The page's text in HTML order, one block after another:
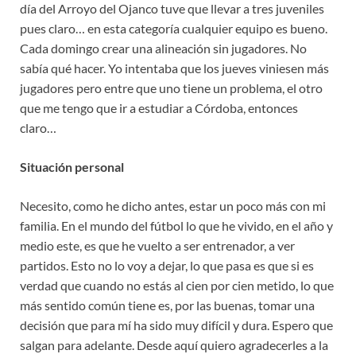
día del Arroyo del Ojanco tuve que llevar a tres juveniles
pues claro… en esta categoría cualquier equipo es bueno.
Cada domingo crear una alineación sin jugadores. No
sabía qué hacer. Yo intentaba que los jueves viniesen más
jugadores pero entre que uno tiene un problema, el otro
que me tengo que ir a estudiar a Córdoba, entonces
claro…
Situación personal
Necesito, como he dicho antes, estar un poco más con mi
familia. En el mundo del fútbol lo que he vivido, en el año y
medio este, es que he vuelto a ser entrenador, a ver
partidos. Esto no lo voy a dejar, lo que pasa es que si es
verdad que cuando no estás al cien por cien metido, lo que
más sentido común tiene es, por las buenas, tomar una
decisión que para mí ha sido muy difícil y dura. Espero que
salgan para adelante. Desde aquí quiero agradecerles a la